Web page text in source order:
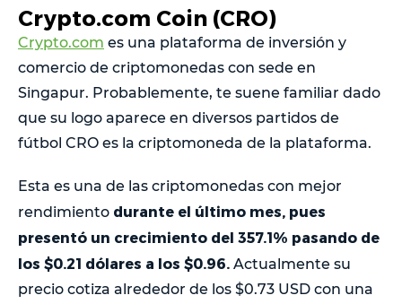
Crypto.com Coin (CRO)
Crypto.com es una plataforma de inversión y
comercio de criptomonedas con sede en
Singapur. Probablemente, te suene familiar dado
que su logo aparece en diversos partidos de
fútbol CRO es la criptomoneda de la plataforma.
Esta es una de las criptomonedas con mejor
rendimiento durante el último mes, pues
presentó un crecimiento del 357.1% pasando de
los $0.21 dólares a los $0.96. Actualmente su
precio cotiza alrededor de los $0.73 USD con una